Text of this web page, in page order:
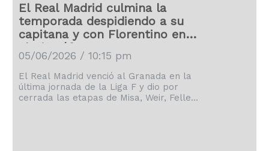
El Real Madrid culmina la
temporada despidiendo a su
capitana y con Florentino en
el Di Stéfano
05/06/2026 / 10:15 pm
El Real Madrid venció al Granada en la
última jornada de la Liga F y dio por
cerrada las etapas de Misa, Weir, Feller,